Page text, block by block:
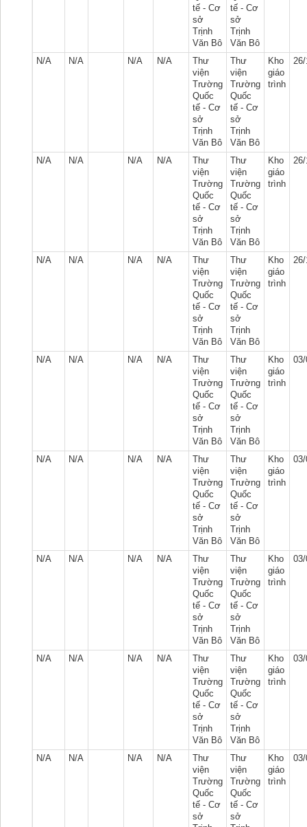
tế - Cơ
sở
Trịnh
Văn Bô
tế - Cơ
sở
Trịnh
Văn Bô
N/A
N/A N/A N/A
Thư
viện
Trường
Quốc
tế - Cơ
sở
Trịnh
Văn Bô
Thư
viện
Trường
Quốc
tế - Cơ
sở
Trịnh
Văn Bô
Kho
giáo
trình
N/A N/A N/A N/A
Thư
viện
Trường
Quốc
tế - Cơ
sở
Trịnh
Văn Bô
Thư
viện
Trường
Quốc
tế - Cơ
sở
Trịnh
Văn Bô
Kho
giáo
trình
N/A N/A N/A N/A
Thư
viện
Trường
Quốc
tế - Cơ
sở
Trịnh
Văn Bô
Thư
viện
Trường
Quốc
tế - Cơ
sở
Trịnh
Văn Bô
Kho
giáo
trình
N/A N/A N/A N/A
Thư
viện
Trường
Quốc
tế - Cơ
sở
Trịnh
Văn Bô
Thư
viện
Trường
Quốc
tế - Cơ
sở
Trịnh
Văn Bô
Kho
giáo
trình
N/A N/A N/A N/A
Thư
viện
Trường
Quốc
tế - Cơ
sở
Trịnh
Văn Bô
Thư
viện
Trường
Quốc
tế - Cơ
sở
Trịnh
Văn Bô
Kho
giáo
trình
N/A N/A N/A N/A
Thư
viện
Trường
Quốc
tế - Cơ
sở
Trịnh
Văn Bô
Thư
viện
Trường
Quốc
tế - Cơ
sở
Trịnh
Văn Bô
Kho
giáo
trình
N/A N/A N/A N/A
Thư
viện
Trường
Quốc
tế - Cơ
sở
Trịnh
Văn Bô
Thư
viện
Trường
Quốc
tế - Cơ
sở
Trịnh
Văn Bô
Kho
giáo
trình
N/A N/A N/A N/A
Thư
viện
Trường
Quốc
tế - Cơ
sở
Thư
viện
Trường
Quốc
tế - Cơ
sở
Kho
giáo
trình